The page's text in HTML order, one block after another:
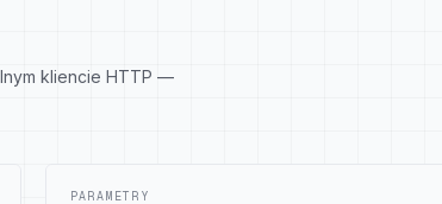
kliencie HTTP —
PARAMETRY